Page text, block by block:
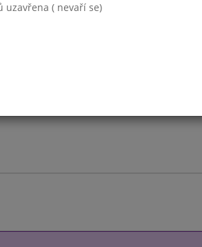
uzavřena ( nevaří se)